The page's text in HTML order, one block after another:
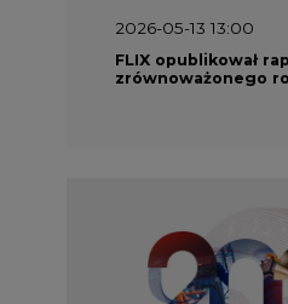
2026-05-13 13:00
FLIX opublikował
zrównoważonego